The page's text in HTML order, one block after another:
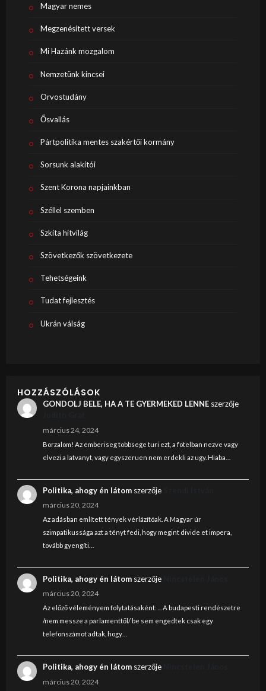
Magyar nemes
Megzenésített versek
Mi Hazánk mozgalom
Nemzetünk kincsei
Orvostudány
Ősvallás
Pártpolitika mentes szakértői kormány
Sorsunk alakítói
Szent Korona napjainkban
Széllel szemben
Szkíta hitvilág
Szövetkezők szövetkezete
Tehetségeink
Tudat fejlesztés
Ukrán válság
HOZZÁSZÓLÁSOK
GONDOLJ BELE, HA A TE GYERMEKED LENNEszerzője
március 24, 2024
Borzalom! Az emberiseg tobbsege turi ezt, a fotelban nezve vagy
elvezi a latvanyt, vagy egyszeruen nem erdekli az ugy. Hiaba…
Politika, ahogy én látomszerzője
március 20, 2024
Az adásban említett tények vérlázítóak. A Magyar úr
szimpatikussága azt a tényt fedi, hogy megint divide et impera,
tovább gyengíti…
Politika, ahogy én látomszerzője
március 20, 2024
Az előző véleményem folytatásaként: ... A budapesti rendészetre
/nem messze a parlamenttől/ be sem engedtek csak egy
telefonszámot adtak, hogy…
Politika, ahogy én látomszerzője
március 20, 2024